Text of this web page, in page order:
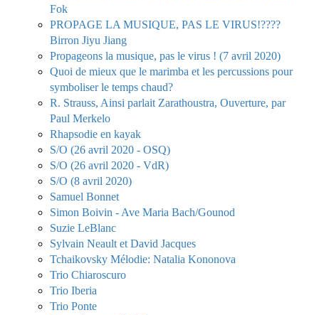
Fok
PROPAGE LA MUSIQUE, PAS LE VIRUS!????
Birron Jiyu Jiang
Propageons la musique, pas le virus ! (7 avril 2020)
Quoi de mieux que le marimba et les percussions pour
symboliser le temps chaud?
R. Strauss, Ainsi parlait Zarathoustra, Ouverture, par
Paul Merkelo
Rhapsodie en kayak
S/O (26 avril 2020 - OSQ)
S/O (26 avril 2020 - VdR)
S/O (8 avril 2020)
Samuel Bonnet
Simon Boivin - Ave Maria Bach/Gounod
Suzie LeBlanc
Sylvain Neault et David Jacques
Tchaikovsky Mélodie: Natalia Kononova
Trio Chiaroscuro
Trio Iberia
Trio Ponte